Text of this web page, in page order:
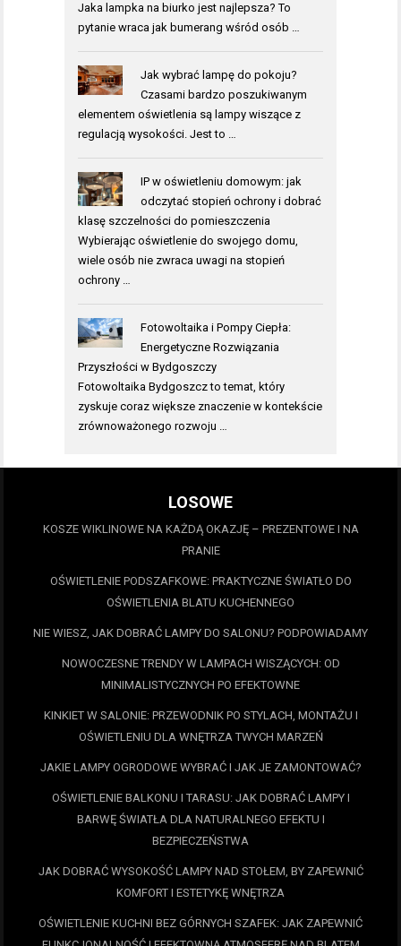
Jaka lampka na biurko jest najlepsza? To
pytanie wraca jak bumerang wśród osób …
Jak wybrać lampę do pokoju?
Czasami bardzo poszukiwanym
elementem oświetlenia są lampy wiszące z
regulacją wysokości. Jest to …
IP w oświetleniu domowym: jak
odczytać stopień ochrony i dobrać
klasę szczelności do pomieszczenia
Wybierając oświetlenie do swojego domu,
wiele osób nie zwraca uwagi na stopień
ochrony …
Fotowoltaika i Pompy Ciepła:
Energetyczne Rozwiązania
Przyszłości w Bydgoszczy
Fotowoltaika Bydgoszcz to temat, który
zyskuje coraz większe znaczenie w kontekście
zrównoważonego rozwoju …
LOSOWE
KOSZE WIKLINOWE NA KAŻDĄ OKAZJĘ – PREZENTOWE I NA
PRANIE
OŚWIETLENIE PODSZAFKOWE: PRAKTYCZNE ŚWIATŁO DO
OŚWIETLENIA BLATU KUCHENNEGO
NIE WIESZ, JAK DOBRAĆ LAMPY DO SALONU? PODPOWIADAMY
NOWOCZESNE TRENDY W LAMPACH WISZĄCYCH: OD
MINIMALISTYCZNYCH PO EFEKTOWNE
KINKIET W SALONIE: PRZEWODNIK PO STYLACH, MONTAŻU I
OŚWIETLENIU DLA WNĘTRZA TWYCH MARZEŃ
JAKIE LAMPY OGRODOWE WYBRAĆ I JAK JE ZAMONTOWAĆ?
OŚWIETLENIE BALKONU I TARASU: JAK DOBRAĆ LAMPY I
BARWĘ ŚWIATŁA DLA NATURALNEGO EFEKTU I
BEZPIECZEŃSTWA
JAK DOBRAĆ WYSOKOŚĆ LAMPY NAD STOŁEM, BY ZAPEWNIĆ
KOMFORT I ESTETYKĘ WNĘTRZA
OŚWIETLENIE KUCHNI BEZ GÓRNYCH SZAFEK: JAK ZAPEWNIĆ